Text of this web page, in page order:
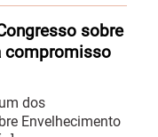
sobre
compromisso
dos
Envelhecimento